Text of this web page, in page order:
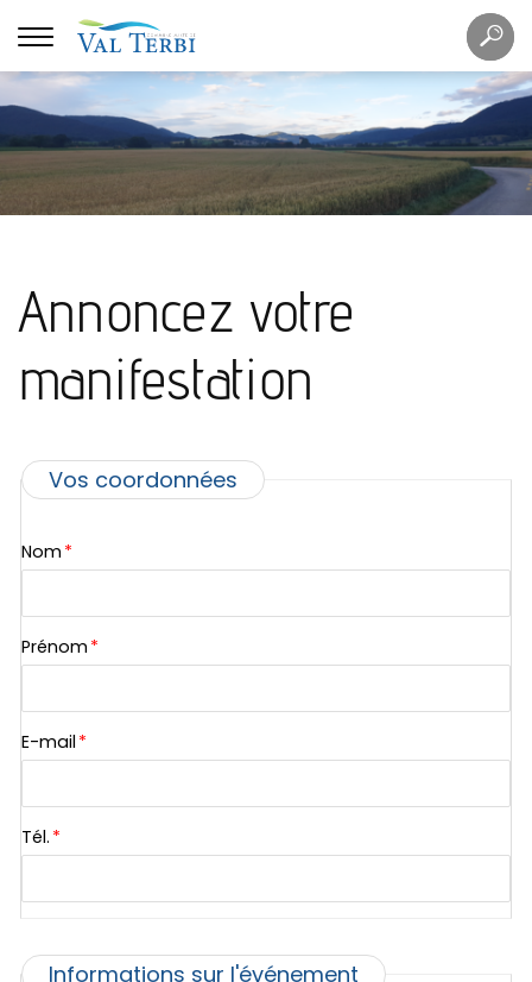
Mots
clés
Annoncez votre
manifestation
Vos coordonnées
Nom *
Prénom *
E-mail *
Tél. *
Informations sur l'événement